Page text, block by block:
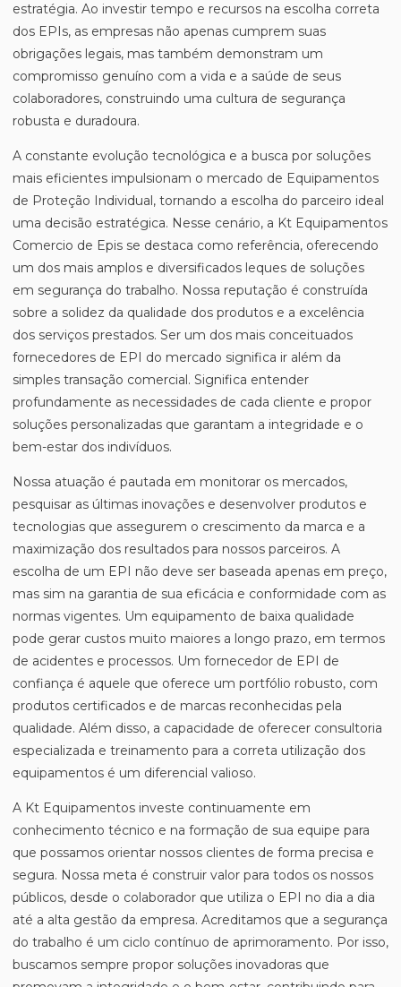
estratégia. Ao investir tempo e recursos na escolha correta
dos EPIs, as empresas não apenas cumprem suas
obrigações legais, mas também demonstram um
compromisso genuíno com a vida e a saúde de seus
colaboradores, construindo uma cultura de segurança
robusta e duradoura.
A constante evolução tecnológica e a busca por soluções
mais eficientes impulsionam o mercado de Equipamentos
de Proteção Individual, tornando a escolha do parceiro ideal
uma decisão estratégica. Nesse cenário, a Kt Equipamentos
Comercio de Epis se destaca como referência, oferecendo
um dos mais amplos e diversificados leques de soluções
em segurança do trabalho. Nossa reputação é construída
sobre a solidez da qualidade dos produtos e a excelência
dos serviços prestados. Ser um dos mais conceituados
fornecedores de EPI do mercado significa ir além da
simples transação comercial. Significa entender
profundamente as necessidades de cada cliente e propor
soluções personalizadas que garantam a integridade e o
bem-estar dos indivíduos.
Nossa atuação é pautada em monitorar os mercados,
pesquisar as últimas inovações e desenvolver produtos e
tecnologias que assegurem o crescimento da marca e a
maximização dos resultados para nossos parceiros. A
escolha de um EPI não deve ser baseada apenas em preço,
mas sim na garantia de sua eficácia e conformidade com as
normas vigentes. Um equipamento de baixa qualidade
pode gerar custos muito maiores a longo prazo, em termos
de acidentes e processos. Um fornecedor de EPI de
confiança é aquele que oferece um portfólio robusto, com
produtos certificados e de marcas reconhecidas pela
qualidade. Além disso, a capacidade de oferecer consultoria
especializada e treinamento para a correta utilização dos
equipamentos é um diferencial valioso.
A Kt Equipamentos investe continuamente em
conhecimento técnico e na formação de sua equipe para
que possamos orientar nossos clientes de forma precisa e
segura. Nossa meta é construir valor para todos os nossos
públicos, desde o colaborador que utiliza o EPI no dia a dia
até a alta gestão da empresa. Acreditamos que a segurança
do trabalho é um ciclo contínuo de aprimoramento. Por isso,
buscamos sempre propor soluções inovadoras que